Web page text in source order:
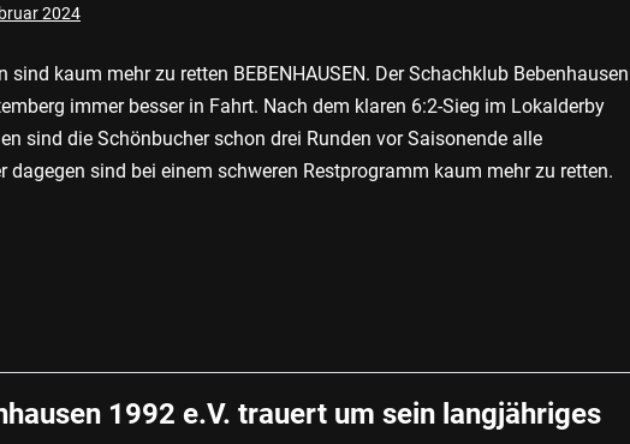
2024
kaum mehr zu retten BEBENHAUSEN. Der Schachklub Bebenhausen
immer besser in Fahrt. Nach dem klaren 6:2-Sieg im Lokalderby
sind die Schönbucher schon drei Runden vor Saisonende alle
dagegen sind bei einem schweren Restprogramm kaum mehr zu retten.
1992 e.V. trauert um sein langjähriges